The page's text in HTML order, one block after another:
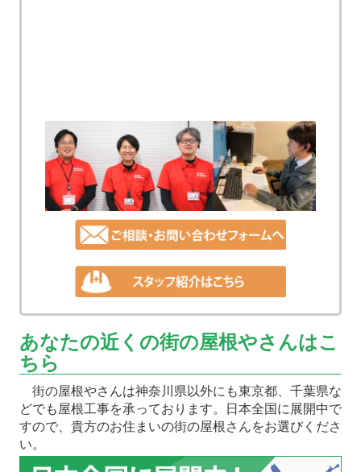
あなたの近くの街の屋根やさんはこ
ちら
街の屋根やさんは神奈川県以外にも東京都、千葉県な
どでも屋根工事を承っております。日本全国に展開中で
すので、貴方のお住まいの街の屋根さんをお選びくださ
い。